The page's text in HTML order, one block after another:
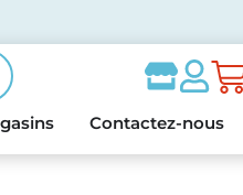
Contactez-nous